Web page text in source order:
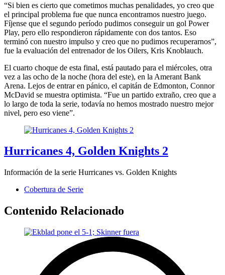
“Si bien es cierto que cometimos muchas penalidades, yo creo que
el principal problema fue que nunca encontramos nuestro juego.
Fíjense que el segundo período pudimos conseguir un gol Power
Play, pero ello respondieron rápidamente con dos tantos. Eso
terminó con nuestro impulso y creo que no pudimos recuperarnos”,
fue la evaluación del entrenador de los Oilers, Kris Knoblauch.
El cuarto choque de esta final, está pautado para el miércoles, otra
vez a las ocho de la noche (hora del este), en la Amerant Bank
Arena. Lejos de entrar en pánico, el capitán de Edmonton, Connor
McDavid se muestra optimista. “Fue un partido extraño, creo que a
lo largo de toda la serie, todavía no hemos mostrado nuestro mejor
nivel, pero eso viene”.
Hurricanes 4, Golden Knights 2
Información de la serie Hurricanes vs. Golden Knights
Cobertura de Serie
Contenido Relacionado